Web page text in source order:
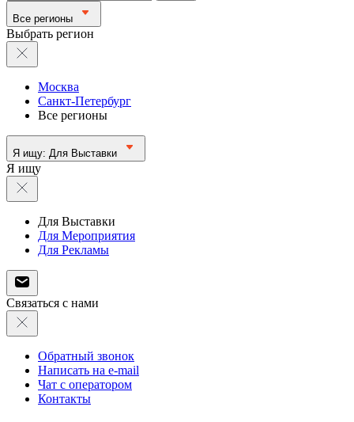
Все регионы
Выбрать регион
Москва
Санкт-Петербург
Все регионы
Я ищу: Для Выставки
Я ищу
Для Выставки
Для Мероприятия
Для Рекламы
Связаться с нами
Обратный звонок
Написать на e-mail
Чат с оператором
Контакты